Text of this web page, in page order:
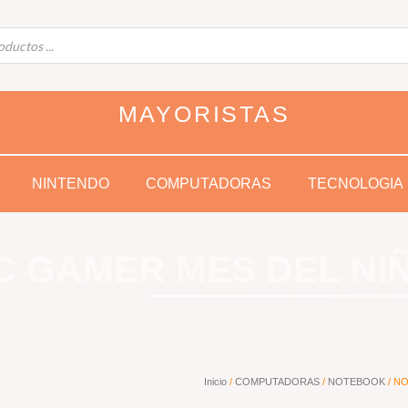
MAYORISTAS
NINTENDO COMPUTADORAS TECNOLOGIA
Inicio / COMPUTADORAS / NOTEBOOK /